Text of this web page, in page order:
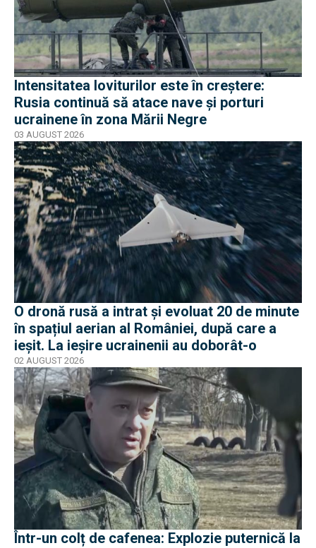
Intensitatea loviturilor este în creștere:
Rusia continuă să atace nave și porturi
ucrainene în zona Mării Negre
03 AUGUST 2026
O dronă rusă a intrat și evoluat 20 de minute
în spațiul aerian al României, după care a
ieșit. La ieșire ucrainenii au doborât-o
02 AUGUST 2026
Într-un colț de cafenea: Explozie puternică la